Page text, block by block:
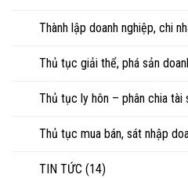
Thành lập doanh nghiệp, chi
Thủ tục giải thể, phá sản
Thủ tục ly hôn – phân chia tài
Thủ tục mua bán, sát nhập
TIN TỨC (14)